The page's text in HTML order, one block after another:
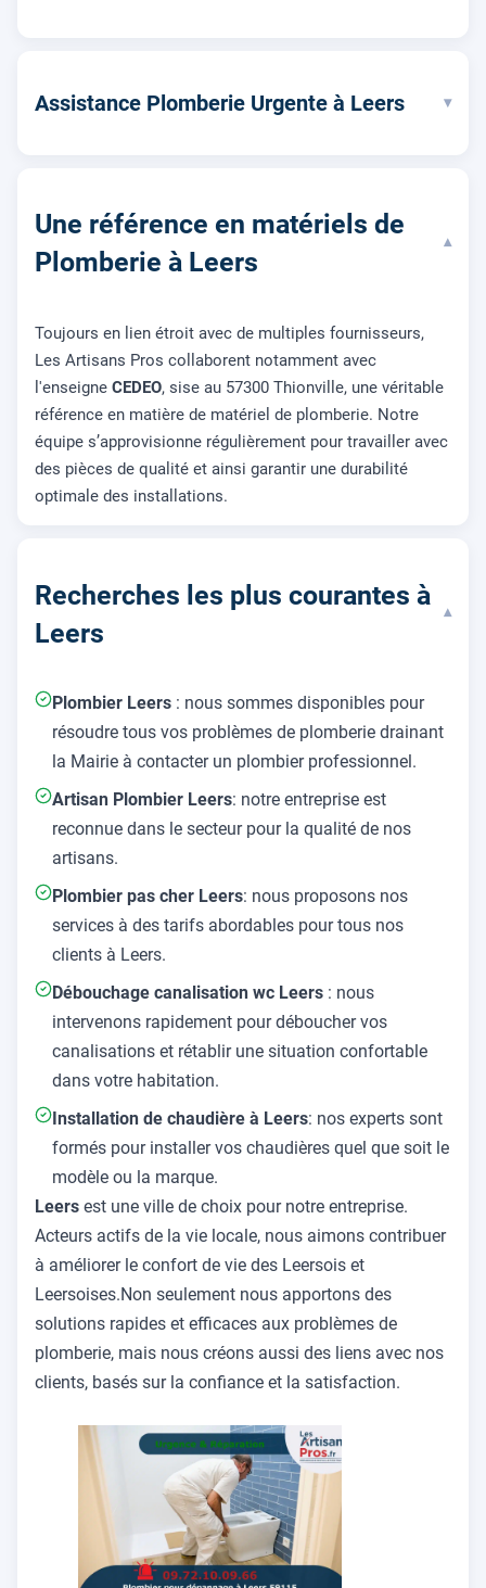
Assistance Plomberie Urgente à Leers ▾
Une référence en matériels de
Plomberie à Leers
▾
Toujours en lien étroit avec de multiples fournisseurs,
Les Artisans Pros collaborent notamment avec
l'enseigne CEDEO, sise au 57300 Thionville, une véritable
référence en matière de matériel de plomberie. Notre
équipe s’approvisionne régulièrement pour travailler avec
des pièces de qualité et ainsi garantir une durabilité
optimale des installations.
Recherches les plus courantes à
Leers
▾
Plombier Leers : nous sommes disponibles pour
résoudre tous vos problèmes de plomberie drainant
la Mairie à contacter un plombier professionnel.
Artisan Plombier Leers: notre entreprise est
reconnue dans le secteur pour la qualité de nos
artisans.
Plombier pas cher Leers: nous proposons nos
services à des tarifs abordables pour tous nos
clients à Leers.
Débouchage canalisation wc Leers : nous
intervenons rapidement pour déboucher vos
canalisations et rétablir une situation confortable
dans votre habitation.
Installation de chaudière à Leers: nos experts sont
formés pour installer vos chaudières quel que soit le
modèle ou la marque.
Leers est une ville de choix pour notre entreprise.
Acteurs actifs de la vie locale, nous aimons contribuer
à améliorer le confort de vie des Leersois et
Leersoises.Non seulement nous apportons des
solutions rapides et efficaces aux problèmes de
plomberie, mais nous créons aussi des liens avec nos
clients, basés sur la confiance et la satisfaction.